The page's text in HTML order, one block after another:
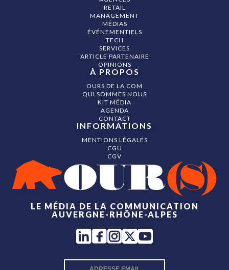
LE MÉDIA DE LA COMMUNICATION
AUVERGNE-RHÔNE-ALPES
RETAIL
MANAGEMENT
MÉDIAS
ÉVÉNEMENTIELS
TECH
SERVICES
ARTICLE PARTENAIRE
OPINIONS
À PROPOS
OURS DE LA COM
QUI SOMMES NOUS
KIT MÉDIA
AGENDA
CONTACT
INFORMATIONS
MENTIONS LÉGALES
CGU
CGV